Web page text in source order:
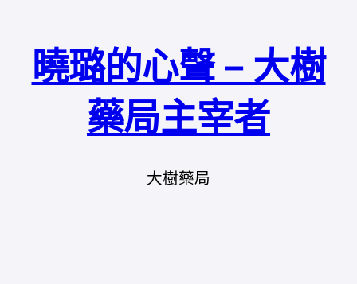
曉璐的心聲 – 大樹
藥局主宰者
大樹藥局